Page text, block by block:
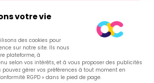
Politique de confidentialité
Conditions générales de vente
Cookies